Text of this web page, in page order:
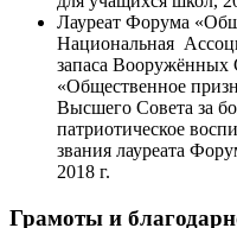
Лауреат Форума
Национальная
запаса
«Общественное
Высшего Совета за
патриотическое
звания лауреата
2018 г.
Грамоты и